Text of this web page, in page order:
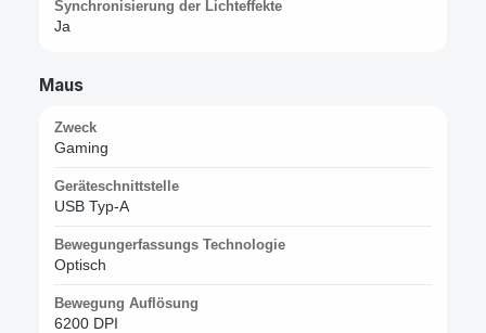
Synchronisierung der Lichteffekte
Ja
Maus
Zweck
Gaming
Geräteschnittstelle
USB Typ-A
Bewegungerfassungs Technologie
Optisch
Bewegung Auflösung
6200 DPI